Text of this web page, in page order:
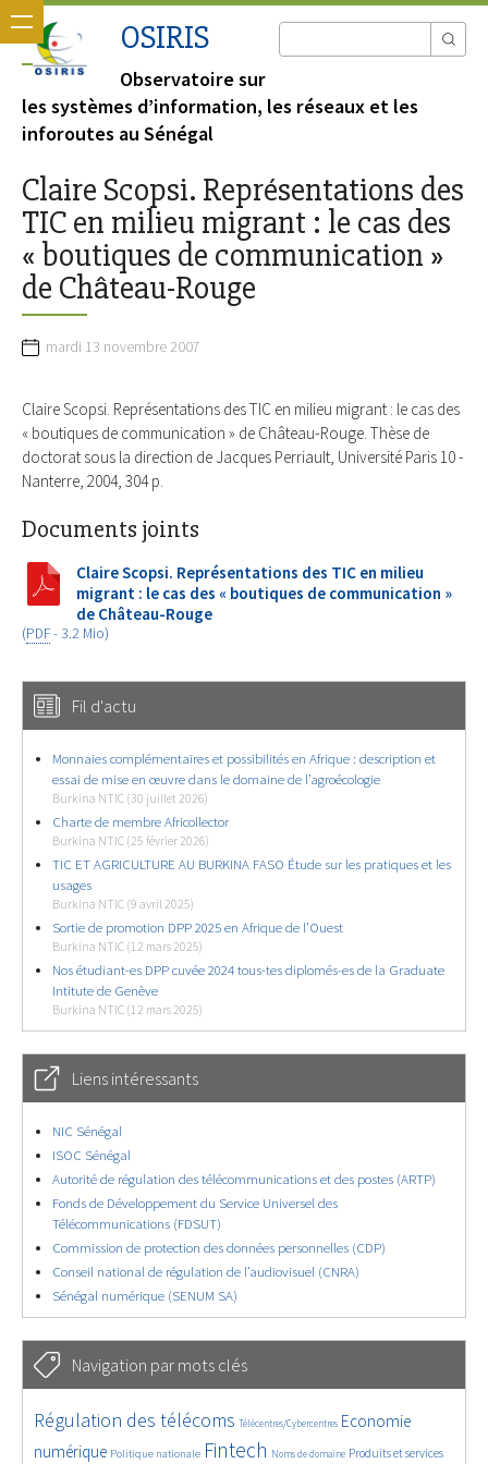
OSIRIS
Observatoire sur
les systèmes d’information, les réseaux et les
inforoutes au Sénégal
Claire Scopsi. Représentations des
TIC en milieu migrant : le cas des
« boutiques de communication »
de Château-Rouge
mardi 13 novembre 2007
Claire Scopsi. Représentations des TIC en milieu migrant : le cas des
« boutiques de communication » de Château-Rouge. Thèse de
doctorat sous la direction de Jacques Perriault, Université Paris 10 -
Nanterre, 2004, 304 p.
Documents joints
Claire Scopsi. Représentations des TIC en milieu
migrant : le cas des « boutiques de communication »
de Château-Rouge
(PDF-3.2 Mio)
Fil d'actu
Monnaies complémentaires et possibilités en Afrique : description et
essai de mise en œuvre dans le domaine de l’agroécologie
Burkina NTIC (30 juillet 2026)
Charte de membre Africollector
Burkina NTIC (25 février 2026)
TIC ET AGRICULTURE AU BURKINA FASO Étude sur les pratiques et les
usages
Burkina NTIC (9 avril 2025)
Sortie de promotion DPP 2025 en Afrique de l’Ouest
Burkina NTIC (12 mars 2025)
Nos étudiant-es DPP cuvée 2024 tous-tes diplomés-es de la Graduate
Intitute de Genève
Burkina NTIC (12 mars 2025)
Liens intéressants
NIC Sénégal
ISOC Sénégal
Autorité de régulation des télécommunications et des postes (ARTP)
Fonds de Développement du Service Universel des
Télécommunications (FDSUT)
Commission de protection des données personnelles (CDP)
Conseil national de régulation de l’audiovisuel (CNRA)
Sénégal numérique (SENUM SA)
Navigation par mots clés
4665/5703
Régulation des télécoms
365/5703 Télécentres/Cybercentres
3745/5703
Economie
numérique
1871/5703 Politique nationale
5199/5703 Fintech
687/5703 Noms de domaine
2414/5703 Produits et services
1581/5703